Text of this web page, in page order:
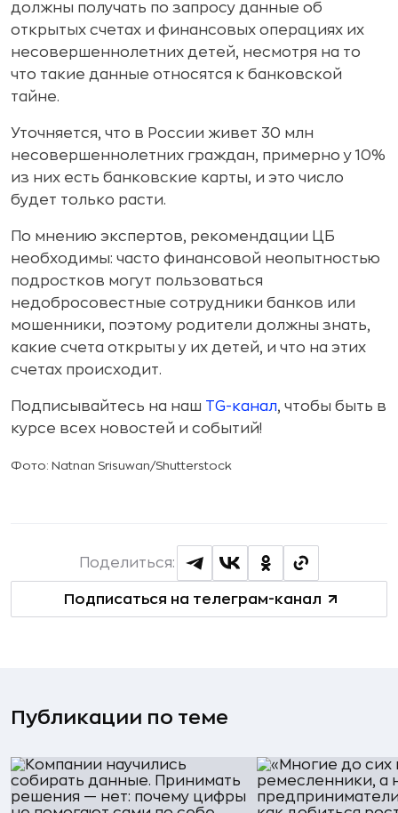
должны получать по запросу данные об
открытых счетах и финансовых операциях их
несовершеннолетних детей, несмотря на то
что такие данные относятся к банковской
тайне.
Уточняется, что в России живет 30 млн
несовершеннолетних граждан, примерно у 10%
из них есть банковские карты, и это число
будет только расти.
По мнению экспертов, рекомендации ЦБ
необходимы: часто финансовой неопытностью
подростков могут пользоваться
недобросовестные сотрудники банков или
мошенники, поэтому родители должны знать,
какие счета открыты у их детей, и что на этих
счетах происходит.
Подписывайтесь на наш TG-канал, чтобы быть в
курсе всех новостей и событий!
Фото: Natnan Srisuwan/Shutterstock
Подписаться на телеграм-канал
Поделиться:
Публикации по теме